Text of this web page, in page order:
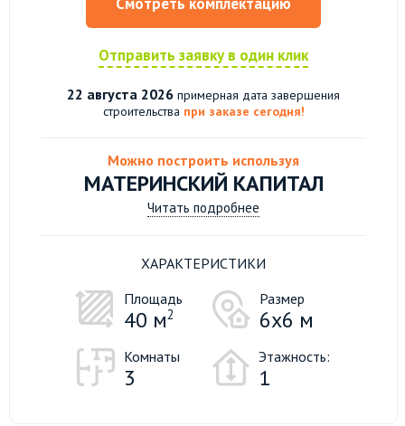
Отправить заявку в один клик
22 августа 2026 примерная дата завершения
строительства при заказе сегодня!
Можно построить используя
МАТЕРИНСКИЙ КАПИТАЛ
Читать подробнее
ХАРАКТЕРИСТИКИ
Площадь
40 м2
Размер
6x6 м
Комнаты
3
Этажность:
1